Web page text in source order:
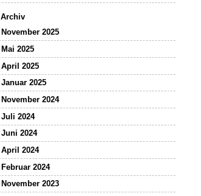
Archiv
November 2025
Mai 2025
April 2025
Januar 2025
November 2024
Juli 2024
Juni 2024
April 2024
Februar 2024
November 2023